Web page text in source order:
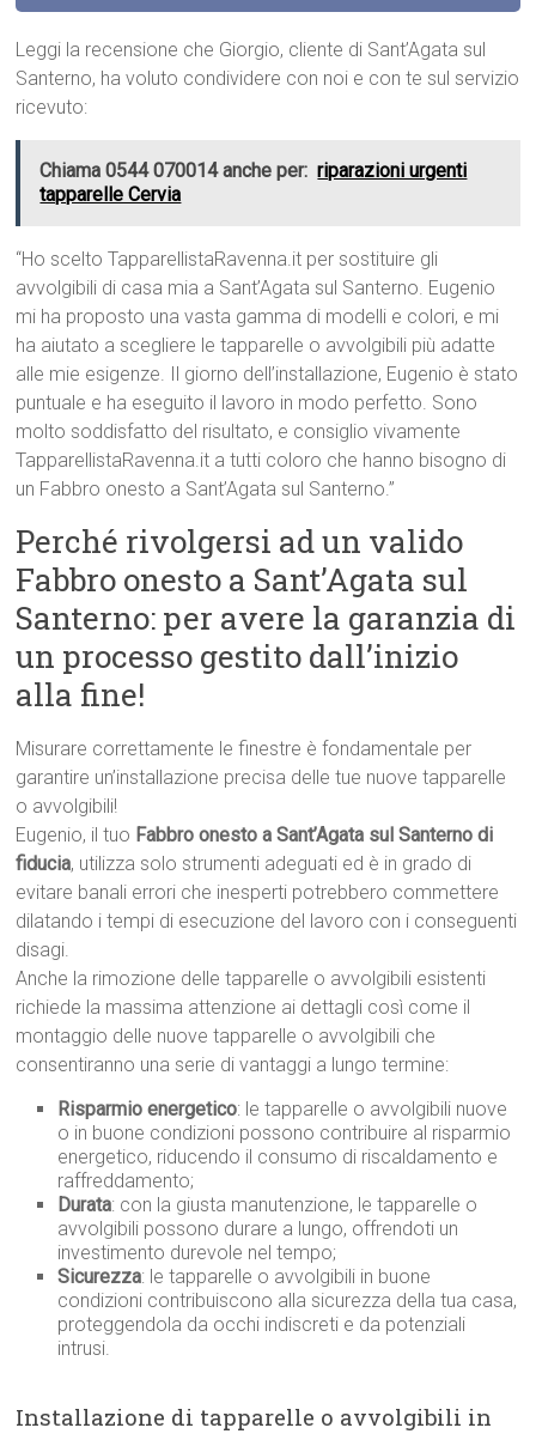
Leggi la recensione che Giorgio, cliente di Sant’Agata sul
Santerno, ha voluto condividere con noi e con te sul servizio
ricevuto:
Chiama 0544 070014 anche per: riparazioni urgenti
tapparelle Cervia
“Ho scelto TapparellistaRavenna.it per sostituire gli
avvolgibili di casa mia a Sant’Agata sul Santerno. Eugenio
mi ha proposto una vasta gamma di modelli e colori, e mi
ha aiutato a scegliere le tapparelle o avvolgibili più adatte
alle mie esigenze. Il giorno dell’installazione, Eugenio è stato
puntuale e ha eseguito il lavoro in modo perfetto. Sono
molto soddisfatto del risultato, e consiglio vivamente
TapparellistaRavenna.it a tutti coloro che hanno bisogno di
un Fabbro onesto a Sant’Agata sul Santerno.”
Perché rivolgersi ad un valido
Fabbro onesto a Sant’Agata sul
Santerno: per avere la garanzia di
un processo gestito dall’inizio
alla fine!
Misurare correttamente le finestre è fondamentale per
garantire un’installazione precisa delle tue nuove tapparelle
o avvolgibili!
Eugenio, il tuo Fabbro onesto a Sant’Agata sul Santerno di
fiducia, utilizza solo strumenti adeguati ed è in grado di
evitare banali errori che inesperti potrebbero commettere
dilatando i tempi di esecuzione del lavoro con i conseguenti
disagi.
Anche la rimozione delle tapparelle o avvolgibili esistenti
richiede la massima attenzione ai dettagli così come il
montaggio delle nuove tapparelle o avvolgibili che
consentiranno una serie di vantaggi a lungo termine:
Risparmio energetico: le tapparelle o avvolgibili nuove
o in buone condizioni possono contribuire al risparmio
energetico, riducendo il consumo di riscaldamento e
raffreddamento;
Durata: con la giusta manutenzione, le tapparelle o
avvolgibili possono durare a lungo, offrendoti un
investimento durevole nel tempo;
Sicurezza: le tapparelle o avvolgibili in buone
condizioni contribuiscono alla sicurezza della tua casa,
proteggendola da occhi indiscreti e da potenziali
intrusi.
Installazione di tapparelle o avvolgibili in